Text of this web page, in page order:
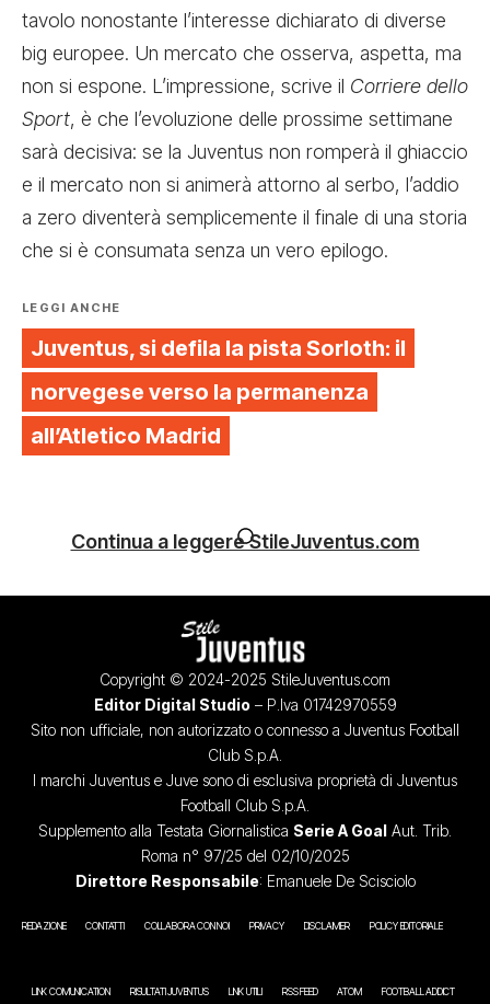
tavolo nonostante l’interesse dichiarato di diverse
big europee. Un mercato che osserva, aspetta, ma
non si espone. L’impressione, scrive il Corriere dello
Sport, è che l’evoluzione delle prossime settimane
sarà decisiva: se la Juventus non romperà il ghiaccio
e il mercato non si animerà attorno al serbo, l’addio
a zero diventerà semplicemente il finale di una storia
che si è consumata senza un vero epilogo.
LEGGI ANCHE
Juventus, si defila la pista Sorloth: il
norvegese verso la permanenza
all’Atletico Madrid
Continua a leggere StileJuventus.com
Copyright © 2024-2025 StileJuventus.com
Editor Digital Studio – P.Iva 01742970559
Sito non ufficiale, non autorizzato o connesso a Juventus Football
Club S.p.A.
I marchi Juventus e Juve sono di esclusiva proprietà di Juventus
Football Club S.p.A.
Supplemento alla Testata Giornalistica Serie A Goal Aut. Trib.
Roma n° 97/25 del 02/10/2025
Direttore Responsabile: Emanuele De Scisciolo
REDAZIONE CONTATTI COLLABORA CON NOI PRIVACY DISCLAIMER POLICY EDITORIALE
LINK COMUNICATION RISULTATI JUVENTUS LINK UTILI RSS FEED ATOM FOOTBALL ADDICT